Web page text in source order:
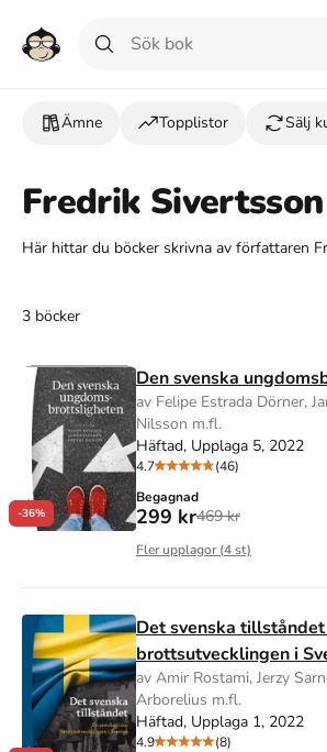
Ämne Topplistor Sälj
Fredrik Sivertsson
Här hittar du böcker skrivna av författaren
3 böcker
-36%
Den svenska
av Felipe Estrada Dörner,
Nilsson m.fl.
Häftad, Upplaga 5, 2022
4.7
(46)
Begagnad
299 kr469 kr
Fler upplagor (4st)
Det svenska
brottsutvecklingen i
av Amir Rostami, Jerzy
Arborelius m.fl.
Häftad, Upplaga 1, 2022
4.9
(8)